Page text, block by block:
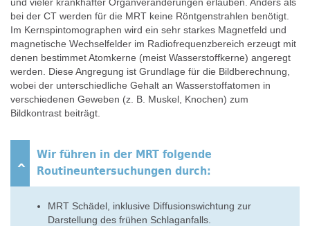
bei der CT werden für die MRT keine Röntgenstrahlen benötigt.
Im Kernspintomographen wird ein sehr starkes Magnetfeld und
magnetische Wechselfelder im Radiofrequenzbereich erzeugt mit
denen bestimmet Atomkerne (meist Wasserstoffkerne) angeregt
werden. Diese Angregung ist Grundlage für die Bildberechnung,
wobei der unterschiedliche Gehalt an Wasserstoffatomen in
verschiedenen Geweben (z. B. Muskel, Knochen) zum
Bildkontrast beiträgt.
Wir führen in der MRT folgende
Routineuntersuchungen durch:
MRT Schädel, inklusive Diffusionswichtung zur
Darstellung des frühen Schlaganfalls.